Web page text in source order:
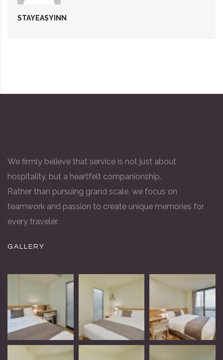
STAYEASYINN
We firmly believe that service is not just about
hospitality, but a heartfelt companionship.
Rather than pursuing grand scale, we focus on
teamwork and passion to create unique memories for
every traveler.
GALLERY